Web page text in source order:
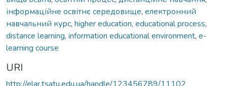
інформаційне освітнє середовище, електронний
навчальний курс, higher education, educational process,
distance learning, information educational environment, e-
learning course
URI